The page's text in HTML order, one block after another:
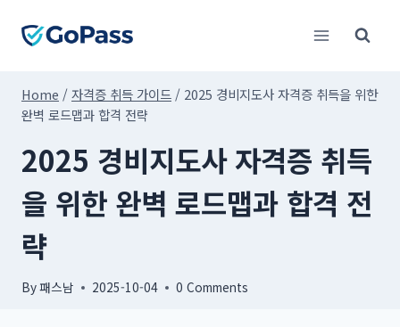
Home /자격증 취득 가이드/ 2025 경비지도사 자격증 취득을 위한
완벽 로드맵과 합격 전략
2025 경비지도사 자격증 취득
을 위한 완벽 로드맵과 합격 전
략
By패스남 2025-10-04 0 Comments